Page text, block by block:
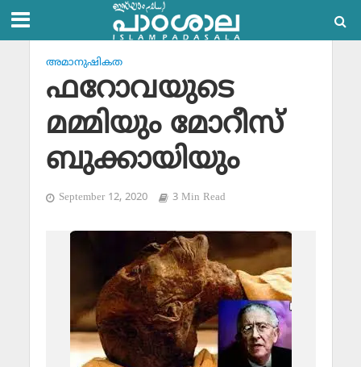
അമാനുഷികത
ഫറോവയുടെ
മമ്മിയും മോറീസ്
ബുക്കായിയും
September 12, 2020 3 Min Read